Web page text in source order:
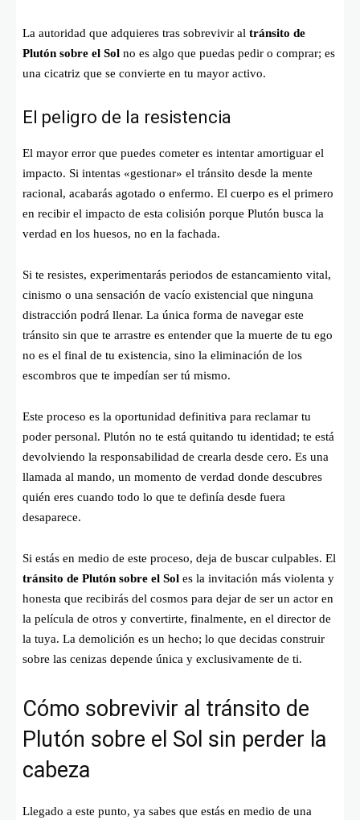
La autoridad que adquieres tras sobrevivir al tránsito de
Plutón sobre el Sol no es algo que puedas pedir o comprar; es
una cicatriz que se convierte en tu mayor activo.
El peligro de la resistencia
El mayor error que puedes cometer es intentar amortiguar el
impacto. Si intentas «gestionar» el tránsito desde la mente
racional, acabarás agotado o enfermo. El cuerpo es el primero
en recibir el impacto de esta colisión porque Plutón busca la
verdad en los huesos, no en la fachada.
Si te resistes, experimentarás periodos de estancamiento vital,
cinismo o una sensación de vacío existencial que ninguna
distracción podrá llenar. La única forma de navegar este
tránsito sin que te arrastre es entender que la muerte de tu ego
no es el final de tu existencia, sino la eliminación de los
escombros que te impedían ser tú mismo.
Este proceso es la oportunidad definitiva para reclamar tu
poder personal. Plutón no te está quitando tu identidad; te está
devolviendo la responsabilidad de crearla desde cero. Es una
llamada al mando, un momento de verdad donde descubres
quién eres cuando todo lo que te definía desde fuera
desaparece.
Si estás en medio de este proceso, deja de buscar culpables. El
tránsito de Plutón sobre el Sol es la invitación más violenta y
honesta que recibirás del cosmos para dejar de ser un actor en
la película de otros y convertirte, finalmente, en el director de
la tuya. La demolición es un hecho; lo que decidas construir
sobre las cenizas depende única y exclusivamente de ti.
Cómo sobrevivir al tránsito de
Plutón sobre el Sol sin perder la
cabeza
Llegado a este punto, ya sabes que estás en medio de una